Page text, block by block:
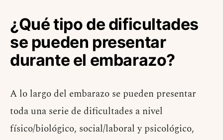
¿Qué tipo de dificultades
se pueden presentar
durante el embarazo?
A lo largo del embarazo se pueden presentar
toda una serie de dificultades a nivel
físico/biológico, social/laboral y psicológico,